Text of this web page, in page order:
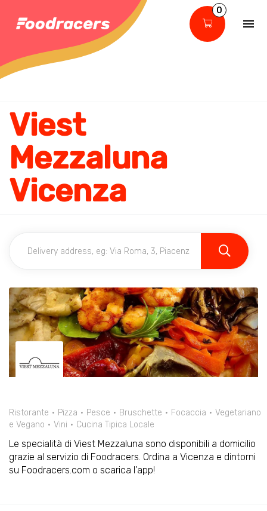
0
Viest
Mezzaluna
Vicenza
Ristorante Pizza Pesce Bruschette Focaccia
Vegetariano
e Vegano
Vini Cucina Tipica Locale
Le specialità di Viest Mezzaluna sono disponibili a domicilio
grazie al servizio di Foodracers. Ordina a Vicenza e dintorni
su Foodracers.com o scarica l'app!